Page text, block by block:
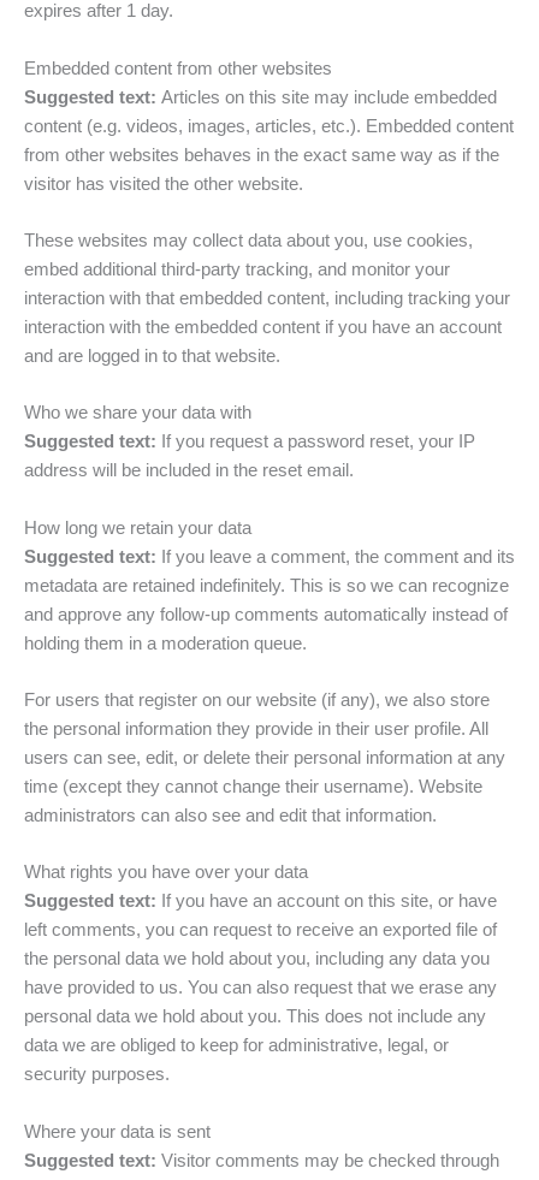
expires after 1 day.
Embedded content from other websites
Suggested text: Articles on this site may include embedded
content (e.g. videos, images, articles, etc.). Embedded content
from other websites behaves in the exact same way as if the
visitor has visited the other website.
These websites may collect data about you, use cookies,
embed additional third-party tracking, and monitor your
interaction with that embedded content, including tracking your
interaction with the embedded content if you have an account
and are logged in to that website.
Who we share your data with
Suggested text: If you request a password reset, your IP
address will be included in the reset email.
How long we retain your data
Suggested text: If you leave a comment, the comment and its
metadata are retained indefinitely. This is so we can recognize
and approve any follow-up comments automatically instead of
holding them in a moderation queue.
For users that register on our website (if any), we also store
the personal information they provide in their user profile. All
users can see, edit, or delete their personal information at any
time (except they cannot change their username). Website
administrators can also see and edit that information.
What rights you have over your data
Suggested text: If you have an account on this site, or have
left comments, you can request to receive an exported file of
the personal data we hold about you, including any data you
have provided to us. You can also request that we erase any
personal data we hold about you. This does not include any
data we are obliged to keep for administrative, legal, or
security purposes.
Where your data is sent
Suggested text: Visitor comments may be checked through